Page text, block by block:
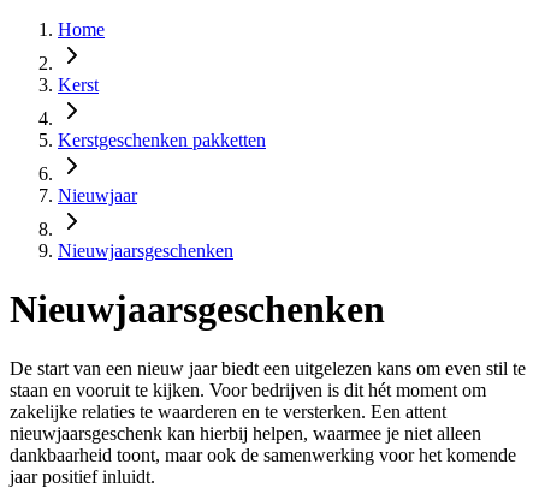
Home
Kerst
Kerstgeschenken pakketten
Nieuwjaar
Nieuwjaarsgeschenken
Nieuwjaarsgeschenken
De start van een nieuw jaar biedt een uitgelezen kans om even stil te
staan en vooruit te kijken. Voor bedrijven is dit hét moment om
zakelijke relaties te waarderen en te versterken. Een attent
nieuwjaarsgeschenk kan hierbij helpen, waarmee je niet alleen
dankbaarheid toont, maar ook de samenwerking voor het komende
jaar positief inluidt.